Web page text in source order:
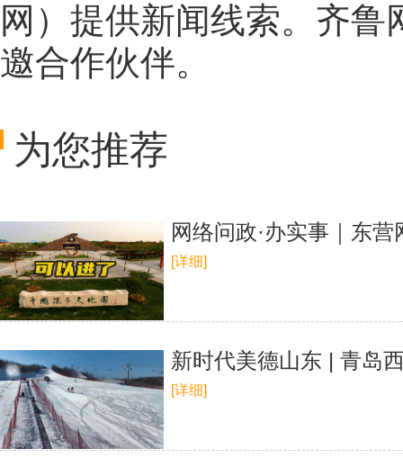
网 ）提供新闻线索。齐鲁
邀合作伙伴。
为您推荐
网络问政·办实事｜东
[详细]
新时代美德山东 | 青岛
[详细]